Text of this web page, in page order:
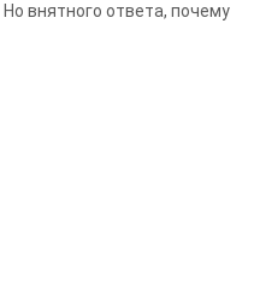
внятного ответа, почему